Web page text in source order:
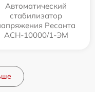
Автоматический
стабилизатор
Ресанта
АСН-10000/1-ЭМ